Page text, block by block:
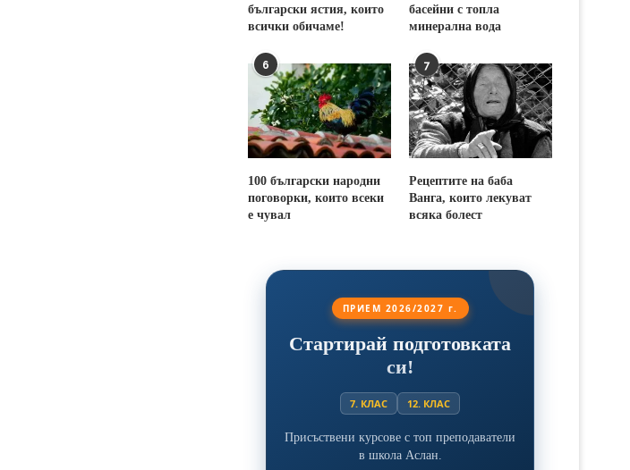
български ястия, които
всички обичаме!
басейни с топла
минерална вода
6
100 български народни
поговорки, които всеки
е чувал
7
Рецептите на баба
Ванга, които лекуват
всяка болест
ПРИЕМ 2026/2027 г.
Стартирай подготовката
си!
7. КЛАС 12. КЛАС
Присъствени курсове с топ преподаватели
в школа Аслан.